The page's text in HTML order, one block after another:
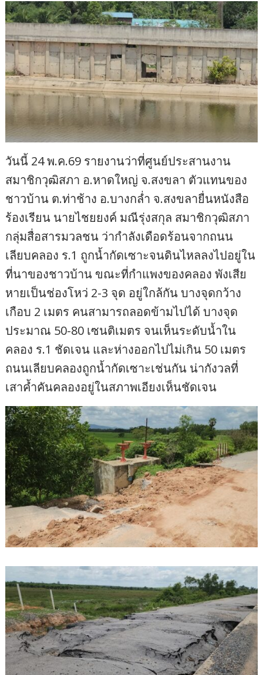
วันนี้ 24 พ.ค.69 รายงานว่าที่ศูนย์ประสานงาน
สมาชิกวุฒิสภา อ.หาดใหญ่ จ.สงขลา ตัวแทนของ
ชาวบ้าน ต.ท่าช้าง อ.บางกล่ำ จ.สงขลายื่นหนังสือ
ร้องเรียน นายไชยยงค์ มณีรุ่งสกุล สมาชิกวุฒิสภา
กลุ่มสื่อสารมวลชน ว่ากำลังเดือดร้อนจากถนน
เลียบคลอง ร.1 ถูกน้ำกัดเซาะจนดินไหลลงไปอยู่ใน
ที่นาของชาวบ้าน ขณะที่กำแพงของคลอง พังเสีย
หายเป็นช่องโหว่ 2-3 จุด อยู่ใกล้กัน บางจุดกว้าง
เกือบ 2 เมตร คนสามารถลอดข้ามไปได้ บางจุด
ประมาณ 50-80 เซนติเมตร จนเห็นระดับน้ำใน
คลอง ร.1 ชัดเจน และห่างออกไปไม่เกิน 50 เมตร
ถนนเลียบคลองถูกน้ำกัดเซาะเช่นกัน น่ากังวลที่
เสาค้ำคันคลองอยู่ในสภาพเอียงเห็นชัดเจน